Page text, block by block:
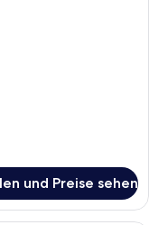
und Preise sehen